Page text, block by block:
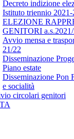
Decreto indizione
Istituto triennio 2021-
ELEZIONE
GENITORI
Avvio mensa e
21/22
Disseminazione
Piano estate
Disseminazione Pon
e socialità
circolari genitori